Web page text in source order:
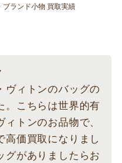
ブランド小物 買取実績
ヴィトンのバッグの
。こちらは世界的有
トンのお品物で、
高価買取になりまし
グがありましたらお